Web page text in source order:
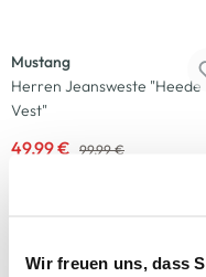
Wir freuen uns, dass
Mustang
Herren Jeansweste "Heede
Vest"
49,99 € 99,99 €
Stooker HAKA